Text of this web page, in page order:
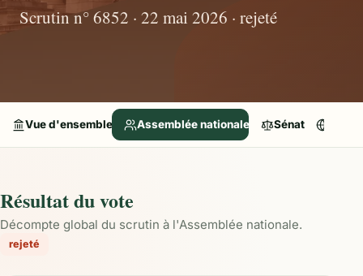
Scrutin n° 6852 · 22 mai 2026 · rejeté
Vue d'ensemble Assemblée nationale Sénat
Résultat du vote
Décompte global du scrutin à l'Assemblée nationale.
rejeté